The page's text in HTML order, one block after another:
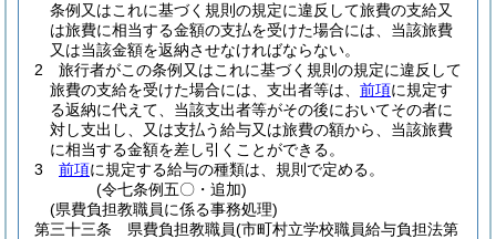
条例又はこれに基づく規則の規定に違反して旅費の支給又
は旅費に相当する金額の支払を受けた場合には、当該旅費
又は当該金額を返納させなければならない。
2
旅行者がこの条例又はこれに基づく規則の規定に違反して
旅費の支給を受けた場合には、支出者等は、 前項に規定す
る返納に代えて、当該支出者等がその後においてその者に
対し支出し、又は支払う給与又は旅費の額から、当該旅費
に相当する金額を差し引くことができる。
3
前項に規定する給与の種類は、規則で定める。
(令七条例五〇・追加)
(県費負担教職員に係る事務処理)
第三十三条
県費負担教職員(市町村立学校職員給与負担法第